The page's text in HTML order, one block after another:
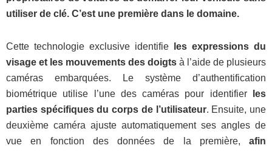
utiliser de clé. C’est une première dans le domaine.
Cette technologie exclusive identifie
les expressions du
visage et les mouvements des doigts à l’aide de plusieurs
caméras embarquées. Le système d’authentification
biométrique utilise l’une des caméras pour identifierles
parties spécifiques du corps de l’utilisateur. Ensuite, une
deuxième caméra ajuste automatiquement ses angles de
vue en fonction des données de la première, afin